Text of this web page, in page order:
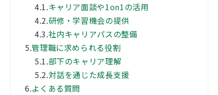
4.1.キャリア面談や1on1の活用
4.2.研修・学習機会の提供
4.3.社内キャリアパスの整備
5.管理職に求められる役割
5.1.部下のキャリア理解
5.2.対話を通じた成長支援
6.よくある質問